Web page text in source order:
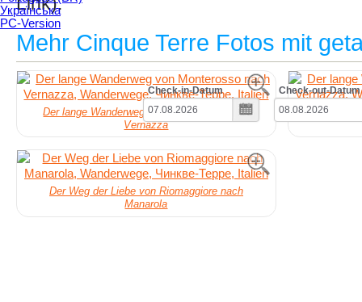
Українська
PC-Version
Check-in-Datum Check-out-Datum
Mehr Cinque Terre Fotos mit
Der lange Wanderweg von Monterosso nach
Vernazza
Der
Der Weg der Liebe von Riomaggiore nach
Manarola